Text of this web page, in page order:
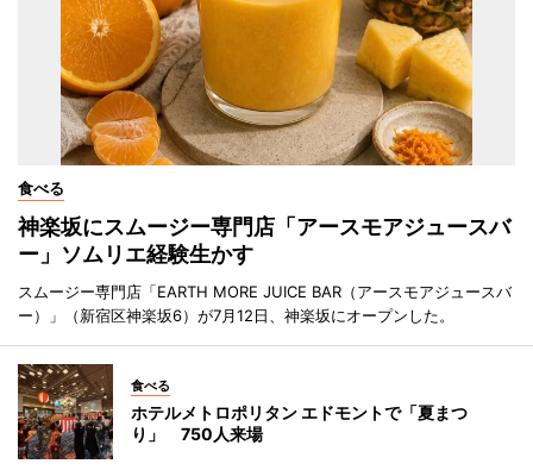
食べる
神楽坂にスムージー専門店「アースモアジュースバ
ー」ソムリエ経験生かす
スムージー専門店「EARTH MORE JUICE BAR（アースモアジュースバ
ー）」（新宿区神楽坂6）が7月12日、神楽坂にオープンした。
食べる
ホテルメトロポリタン エドモントで「夏まつ
り」 750人来場